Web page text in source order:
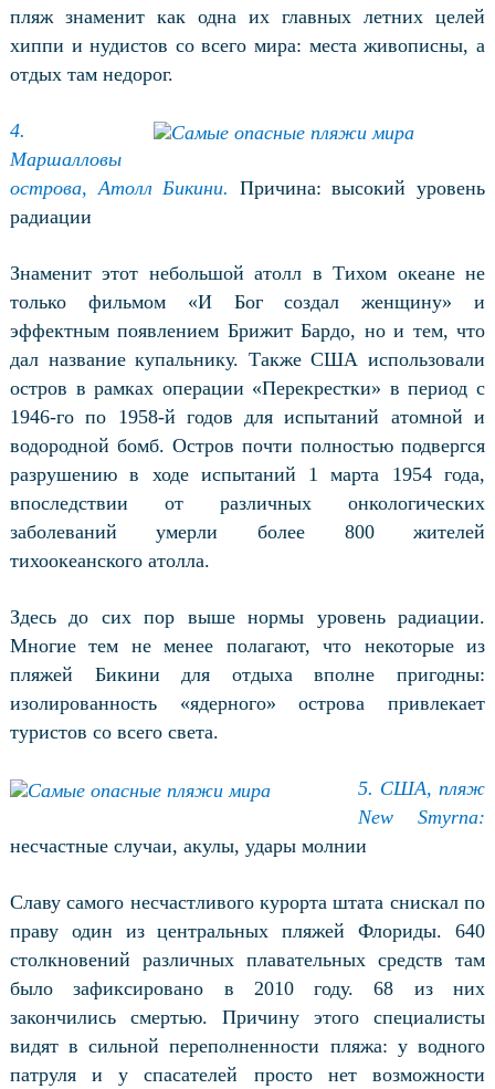
пляж знаменит как одна их главных летних целей
хиппи и нудистов со всего мира: места живописны, а
отдых там недорог.
4.
Маршалловы
острова, Атолл Бикини. Причина: высокий уровень
радиации
Знаменит этот небольшой атолл в Тихом океане не
только фильмом «И Бог создал женщину» и
эффектным появлением Брижит Бардо, но и тем, что
дал название купальнику. ТакжеСША использовали
остров в рамках операции «Перекрестки» в период с
1946-го по 1958-й годов для испытаний атомной и
водородной бомб. Остров почти полностью подвергся
разрушению в ходе испытаний 1 марта 1954 года,
впоследствии от различных онкологических
заболеваний умерли более 800 жителей
тихоокеанского атолла.
Здесь до сих пор выше нормы уровень радиации.
Многие тем не менее полагают, что некоторые из
пляжей Бикини для отдыха вполне пригодны:
изолированность «ядерного» острова привлекает
туристов со всего света.
5. США, пляж
New Smyrna:
несчастные случаи, акулы, удары молнии
Славу самого несчастливого курорта штата снискал по
праву один из центральных пляжей Флориды. 640
столкновений различных плавательных средств там
было зафиксировано в 2010 году. 68 из них
закончились смертью. Причину этого специалисты
видят в сильной переполненности пляжа: у водного
патруля и у спасателей просто нет возможности